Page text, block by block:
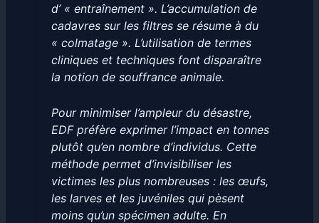
d’ « entraînement ». L’accumulation de
cadavres sur les filtres se résume à du
« colmatage ». L’utilisation de termes
cliniques et techniques font disparaître
la notion de souffrance animale.
Pour minimiser l’ampleur du désastre,
EDF préfère exprimer l’impact en tonnes
plutôt qu’en nombre d’individus. Cette
méthode permet d’invisibiliser les
victimes les plus nombreuses : les œufs,
les larves et les juvéniles qui pèsent
moins qu’un spécimen adulte. En